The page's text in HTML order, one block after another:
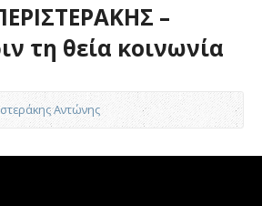
–
τη θεία κοινωνία
Αντώνης